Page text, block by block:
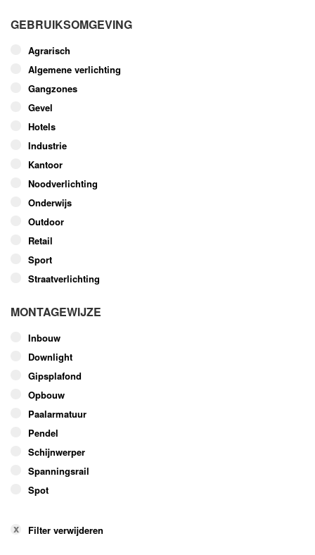
GEBRUIKSOMGEVING
Agrarisch
Algemene verlichting
Gangzones
Gevel
Hotels
Industrie
Kantoor
Noodverlichting
Onderwijs
Outdoor
Retail
Sport
Straatverlichting
MONTAGEWIJZE
Inbouw
Downlight
Gipsplafond
Opbouw
Paalarmatuur
Pendel
Schijnwerper
Spanningsrail
Spot
Filter verwijderen